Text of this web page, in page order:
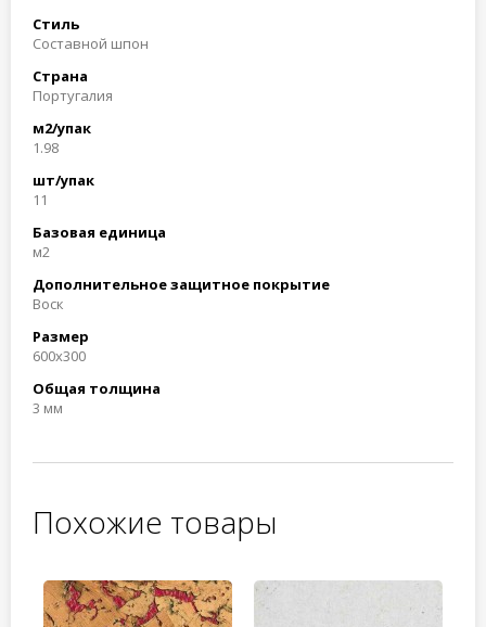
Стиль
Составной шпон
Страна
Португалия
м2/упак
1.98
шт/упак
11
Базовая единица
м2
Дополнительное защитное покрытие
Воск
Размер
600x300
Общая толщина
3 мм
Похожие товары